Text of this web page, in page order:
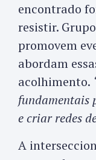
encontrado
resistir.
promovem
abordam
acolhimento.
fundamentais
e criar redes
A